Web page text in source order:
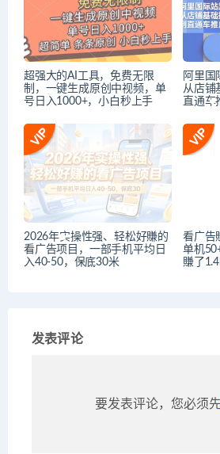
超强大的AI工具，免费无限
制，一键生成原创中视频，单
号日入1000+，小白秒上手
阿里国
从店铺
直通车
2026年实操性强、轻松好賺的
看广告项目，一部手机平均日
入40-50，保底30米
看广告
单机
賺了
发表评论
要发表评论，您必须